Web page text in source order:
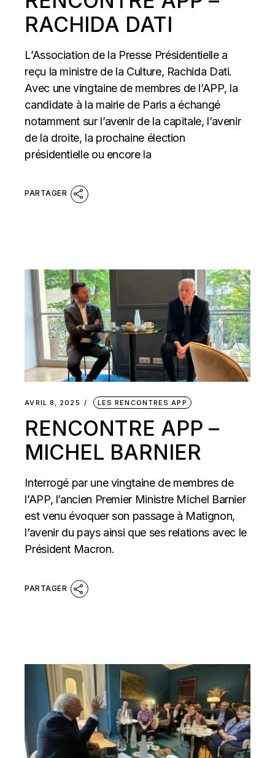
RACHIDA DATI
L’Association de la Presse Présidentielle a
reçu la ministre de la Culture, Rachida Dati.
Avec une vingtaine de membres de l’APP, la
candidate à la mairie de Paris a échangé
notamment sur l’avenir de la capitale, l’avenir
de la droite, la prochaine élection
présidentielle ou encore la
AVRIL 8, 2025 LES RENCONTRES APP
RENCONTRE APP –
MICHEL BARNIER
Interrogé par une vingtaine de membres de
l’APP, l’ancien Premier Ministre Michel Barnier
est venu évoquer son passage à Matignon,
l’avenir du pays ainsi que ses relations avec le
Président Macron.